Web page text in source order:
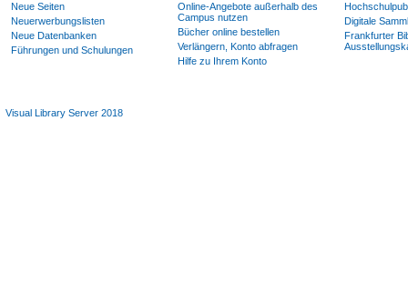
Neue Seiten
Neuerwerbungslisten
Neue Datenbanken
Führungen und Schulungen
Online-Angebote außerhalb des
Campus nutzen
Bücher online bestellen
Verlängern, Konto abfragen
Hilfe zu Ihrem Konto
Digitale
Frankfurter
Visual Library Server 2018